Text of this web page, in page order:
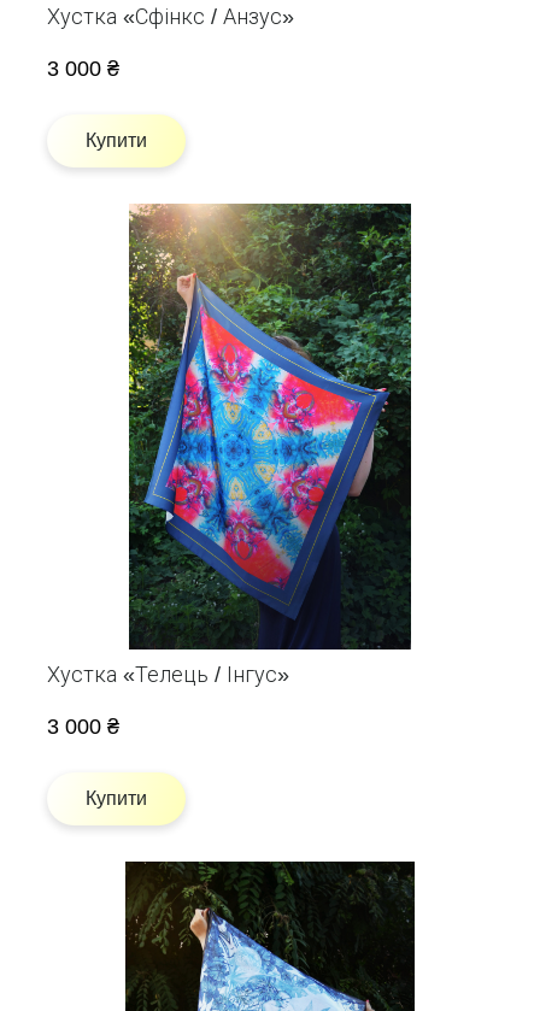
Хустка «Сфінкс / Анзус»
3 000 ₴
Купити
Хустка «Телець / Інгус»
3 000 ₴
Купити